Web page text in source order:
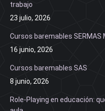
trabajo
23 julio, 2026
Cursos baremables SERMAS
16 junio, 2026
Cursos baremables SAS
8 junio, 2026
Role-Playing en educación: